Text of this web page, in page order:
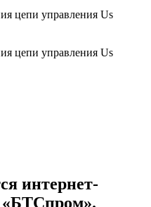
цепи управления Us
цепи управления Us
интернет-